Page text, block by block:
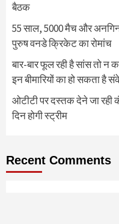
बैठक
55 साल, 5000 मैच और
पुरुष वनडे क्रिकेट का रोमांच
बार-बार फूल रही है सांस तो
इन बीमारियों का हो सकता है
ओटीटी पर दस्तक देने जा रही
दिन होगी स्ट्रीम
Recent Comments